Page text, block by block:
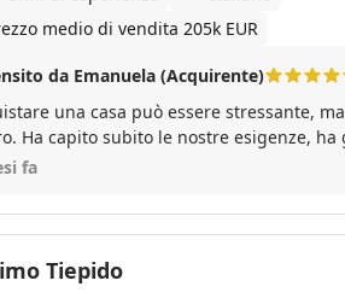
raccomandare questa agenzia
medio di vendita 205k EUR
da Emanuela (Acquirente)
una casa può essere stressante,
Ha capito subito le nostre esigenze,
trovando il giusto compromesso e
e una competenza rare. Una vera
è l’agenzia che consiglierei a
fa
Tiepido